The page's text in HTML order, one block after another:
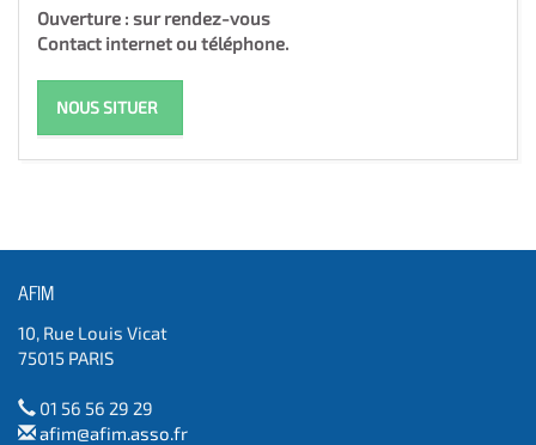
Ouverture : sur rendez-vous
Contact internet ou téléphone.
NOUS SITUER
AFIM
10, Rue Louis Vicat
75015 PARIS
01 56 56 29 29
afim@afim.asso.fr